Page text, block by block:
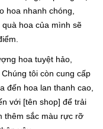
hoa nhanh chóng,
hoa của mình sẽ
hoa tuyệt hảo,
tôi còn cung cấp
đến hoa lan thanh cao,
với [tên shop] để trải
thêm sắc màu rực rỡ